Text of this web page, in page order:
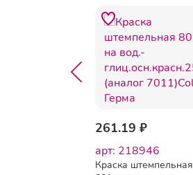
261.19 ₽
арт: 218946
Краска штемпельная